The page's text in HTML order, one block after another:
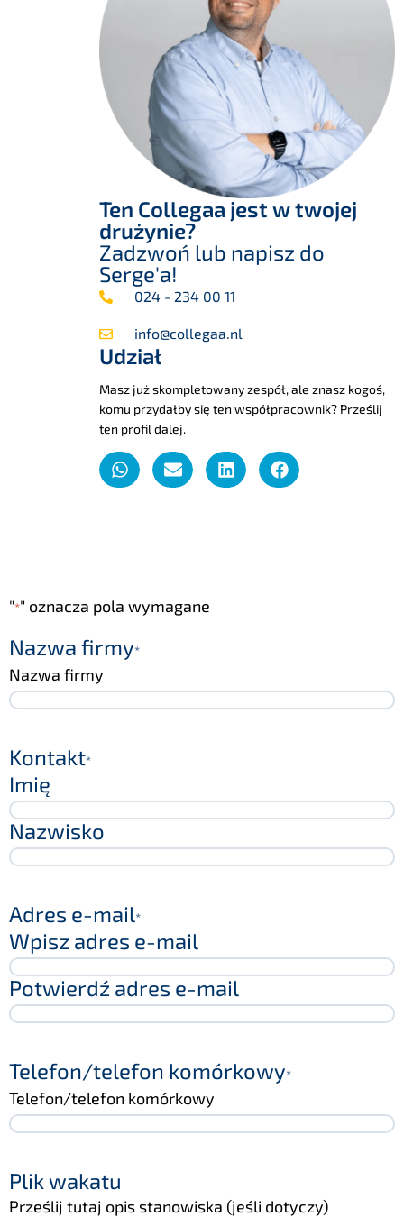
Ten Collegaa jest w twojej
drużynie?
Zadzwoń lub napisz do
Serge'a!
024 - 234 00 11
info@collegaa.nl
Udział
Masz już skompletowany zespół, ale znasz kogoś,
komu przydałby się ten współpracownik? Prześlij
ten profil dalej.
"*" oznacza pola wymagane
Nazwa firmy*
Nazwa firmy
Kontakt*
Imię
Nazwisko
Adres e-mail*
Wpisz adres e-mail
Potwierdź adres e-mail
Telefon/telefon komórkowy*
Telefon/telefon komórkowy
Plik wakatu
Prześlij tutaj opis stanowiska (jeśli dotyczy)